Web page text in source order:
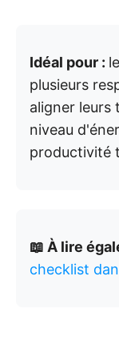
Idéal pour :
plusieurs
aligner leurs
niveau
productivité
📖 À lire
checklist